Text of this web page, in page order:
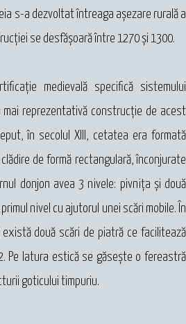
s-a dezvoltat întreaga aşezare rurală a
se desfăşoară între 1270 şi 1300.
medievală specifică sistemului
reprezentativă construcţie de acest
în secolul XIII, cetatea era formată
de formă rectangulară, înconjurate
donjon avea 3 nivele: pivniţa şi două
nivel cu ajutorul unei scări mobile. În
două scări de piatră ce facilitează
Pe latura estică se găseşte o fereastră
goticului timpuriu.